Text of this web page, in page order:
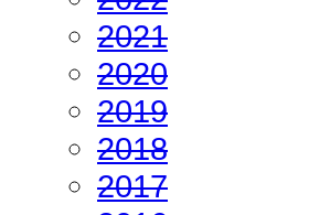
2021
2020
2019
2018
2017